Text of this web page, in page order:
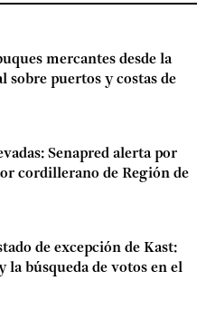
mercantes desde la
sobre puertos y costas de
Senapred alerta por
cordillerano de Región de
de excepción de Kast:
búsqueda de votos en el